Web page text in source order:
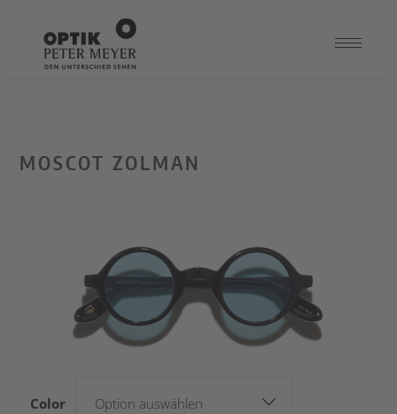
MOSCOT ZOLMAN
Color Option auswählen